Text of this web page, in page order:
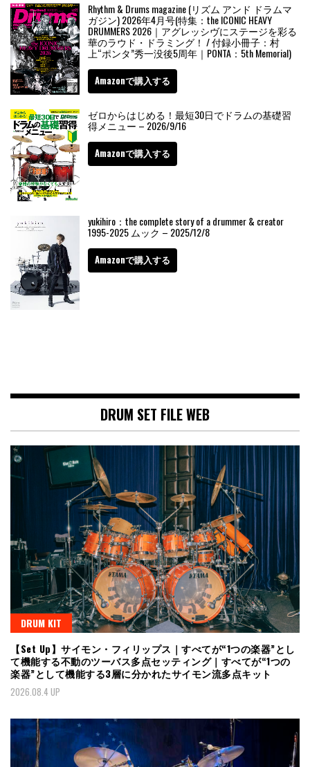
Rhythm & Drums magazine (リズム アンド ドラムマ
ガジン) 2026年4月号(特集：the ICONIC HEAVY
DRUMMERS 2026｜アグレッシヴにステージを彩る
華のラウド・ドラミング！ / 付録小冊子：村
上“ポンタ”秀一没後5周年｜PONTA：5th Memorial)
Amazonで購入する
ゼロからはじめる！最短30日でドラムの基礎習
得メニュー – 2026/9/16
Amazonで購入する
yukihiro：the complete story of a drummer & creator
1995-2025 ムック – 2025/12/8
Amazonで購入する
DRUM SET FILE WEB
DRUM KIT
【Set Up】サイモン・フィリップス｜すべてが“1つの楽器”とし
て機能する不動のツーバス多点セッティング｜すべてが“1つの
楽器”として機能する3層に分かれたサイモン流多点キット
2026.08.4 UP